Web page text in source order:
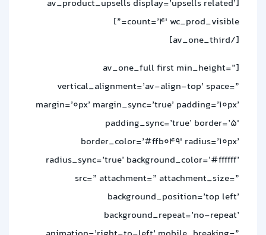
[av_product_upsells display=’upsells related’
count=’4′ wc_prod_visible=”]
[/av_one_third]
[av_one_full first min_height=”
vertical_alignment=’av-align-top’ space=”
margin=’0px’ margin_sync=’true’ padding=’10px’
padding_sync=’true’ border=’5′
border_color=’#ffb049′ radius=’10px’
radius_sync=’true’ background_color=’#ffffff’
src=” attachment=” attachment_size=”
background_position=’top left’
background_repeat=’no-repeat’